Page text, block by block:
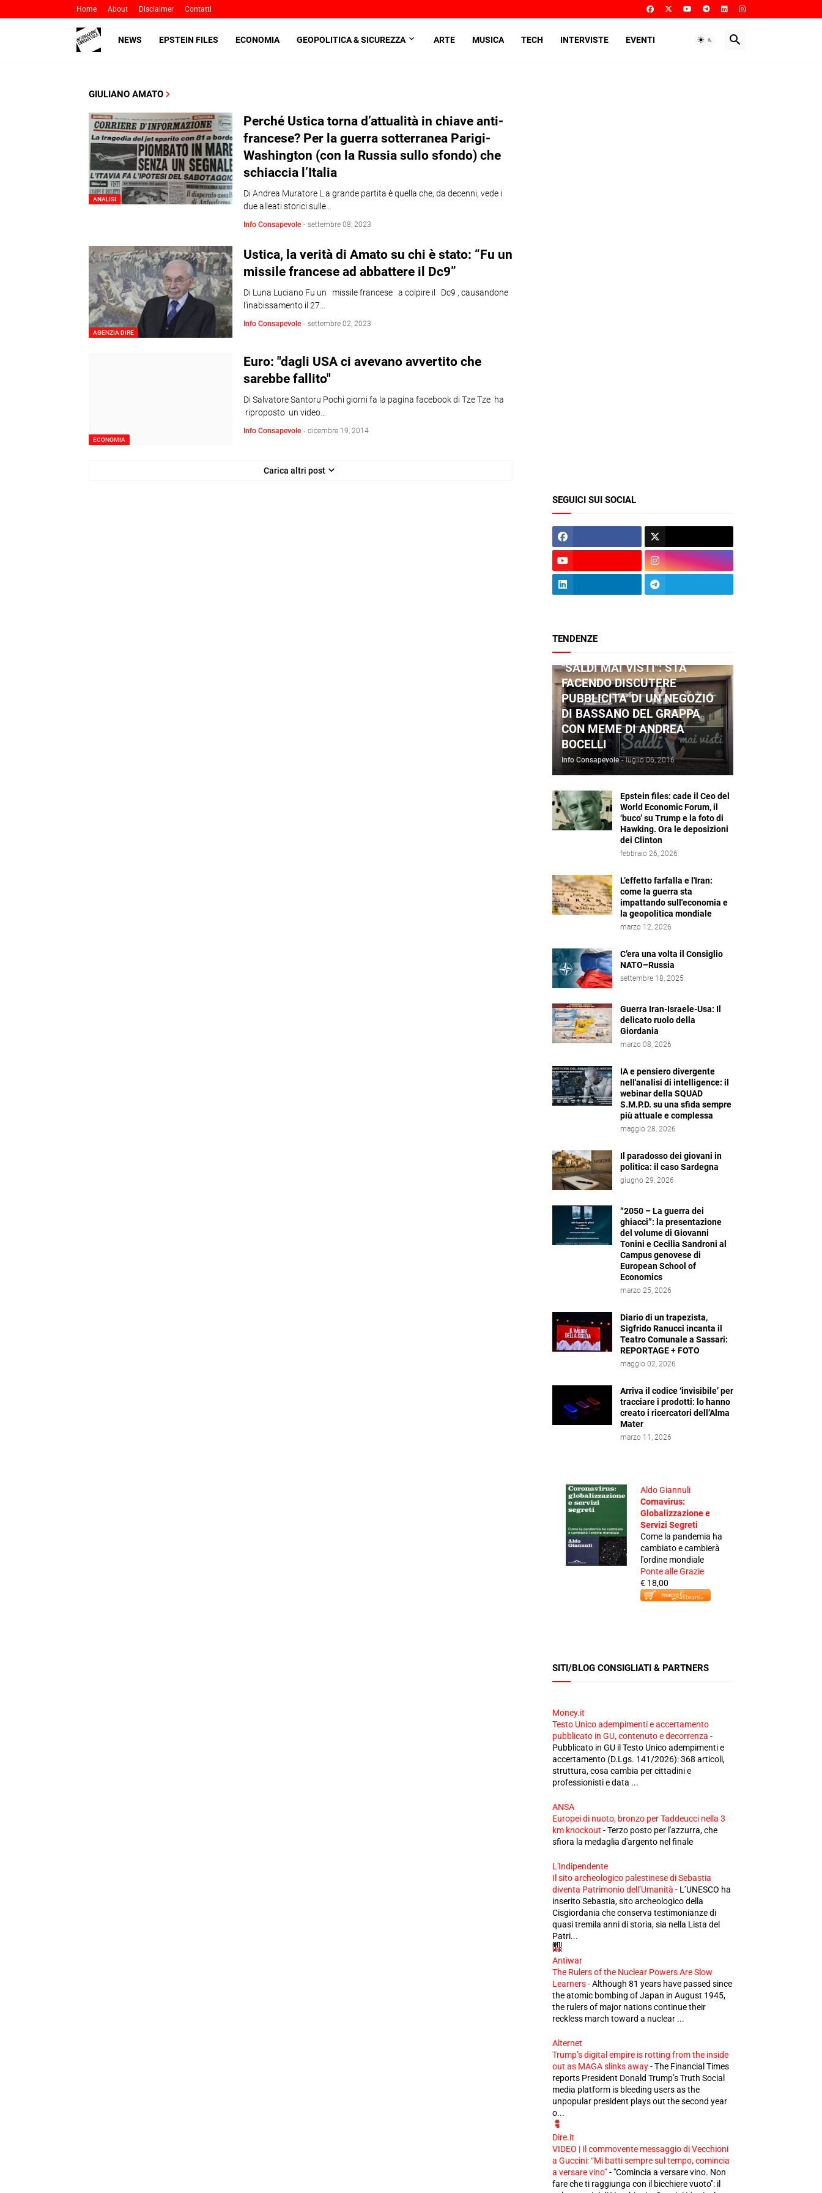
Home About Disclaimer Contatti
NEWS EPSTEIN FILES ECONOMIA GEOPOLITICA & SICUREZZA ARTE MUSICA TECH INTERVISTE EVENTI
GIULIANO AMATO
ANALISI
Perché Ustica torna d’attualità in chiave anti-
francese? Per la guerra sotterranea Parigi-
Washington (con la Russia sullo sfondo) che
schiaccia l’Italia
Di Andrea Muratore L a grande partita è quella che, da decenni, vede i
due alleati storici sulle…
Info Consapevole - settembre 08, 2023
AGENZIA DIRE
Ustica, la verità di Amato su chi è stato: “Fu un
missile francese ad abbattere il Dc9”
Di Luna Luciano Fu un missile francese a colpire il Dc9 , causandone
l’inabissamento il 27…
Info Consapevole - settembre 02, 2023
ECONOMIA
Euro: "dagli USA ci avevano avvertito che
sarebbe fallito"
Di Salvatore Santoru Pochi giorni fa la pagina facebook di Tze Tze ha
riproposto un video…
Info Consapevole - dicembre 19, 2014
Carica altri post
SEGUICI SUI SOCIAL
TENDENZE
"SALDI MAI VISTI": STA
FACENDO DISCUTERE
PUBBLICITA' DI UN NEGOZIO
DI BASSANO DEL GRAPPA
CON MEME DI ANDREA
BOCELLI
Info Consapevole - luglio 06, 2016
Epstein files: cade il Ceo del
World Economic Forum, il
‘buco’ su Trump e la foto di
Hawking. Ora le deposizioni
dei Clinton
febbraio 26, 2026
L’effetto farfalla e l'Iran:
come la guerra sta
impattando sull'economia e
la geopolitica mondiale
marzo 12, 2026
C’era una volta il Consiglio
NATO–Russia
settembre 18, 2025
Guerra Iran-Israele-Usa: Il
delicato ruolo della
Giordania
marzo 08, 2026
IA e pensiero divergente
nell'analisi di intelligence: il
webinar della SQUAD
S.M.P.D. su una sfida sempre
più attuale e complessa
maggio 28, 2026
Il paradosso dei giovani in
politica: il caso Sardegna
giugno 29, 2026
“2050 – La guerra dei
ghiacci”: la presentazione
del volume di Giovanni
Tonini e Cecilia Sandroni al
Campus genovese di
European School of
Economics
marzo 25, 2026
Diario di un trapezista,
Sigfrido Ranucci incanta il
Teatro Comunale a Sassari:
REPORTAGE + FOTO
maggio 02, 2026
Arriva il codice ‘invisibile’ per
tracciare i prodotti: lo hanno
creato i ricercatori dell’Alma
Mater
marzo 11, 2026
Aldo Giannuli
Cornavirus:
Globalizzazione e
Servizi Segreti
Come la pandemia ha
cambiato e cambierà
l'ordine mondiale
Ponte alle Grazie
€ 18,00
SITI/BLOG CONSIGLIATI & PARTNERS
Money.it
Testo Unico adempimenti e accertamento
pubblicato in GU, contenuto e decorrenza -
Pubblicato in GU il Testo Unico adempimenti e
accertamento (D.Lgs. 141/2026): 368 articoli,
struttura, cosa cambia per cittadini e
professionisti e data ...
ANSA
Europei di nuoto, bronzo per Taddeucci nella 3
km knockout -Terzo posto per l'azzurra, che
sfiora la medaglia d'argento nel finale
L'Indipendente
Il sito archeologico palestinese di Sebastia
diventa Patrimonio dell’Umanità - L’UNESCO ha
inserito Sebastia, sito archeologico della
Cisgiordania che conserva testimonianze di
quasi tremila anni di storia, sia nella Lista del
Patri...
Antiwar
The Rulers of the Nuclear Powers Are Slow
Learners-Although 81 years have passed since
the atomic bombing of Japan in August 1945,
the rulers of major nations continue their
reckless march toward a nuclear ...
Alternet
Trump’s digital empire is rotting from the inside
out as MAGA slinks away-The Financial Times
reports President Donald Trump’s Truth Social
media platform is bleeding users as the
unpopular president plays out the second year
o...
Dire.it
VIDEO | Il commovente messaggio di Vecchioni
a Guccini: “Mi batti sempre sul tempo, comincia
a versare vino”- "Comincia a versare vino. Non
fare che ti raggiunga con il bicchiere vuoto": il